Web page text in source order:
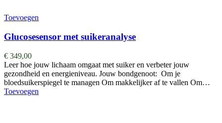
Toevoegen
Glucosesensor met suikeranalyse
€ 349,00
Leer hoe jouw lichaam omgaat met suiker en verbeter jouw
gezondheid en energieniveau. Jouw bondgenoot: Om je
bloedsuikerspiegel te managen Om makkelijker af te vallen Om…
Toevoegen